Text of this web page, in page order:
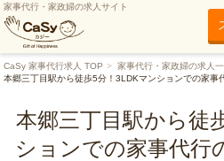
家事代行・家政婦の求人サイト
CaSy 家事代行求人 TOP 家事代行・家政婦の求人
本郷三丁目駅から徒歩5分！3LDKマンションでの家事
本郷三丁目駅から徒
ションでの家事代行